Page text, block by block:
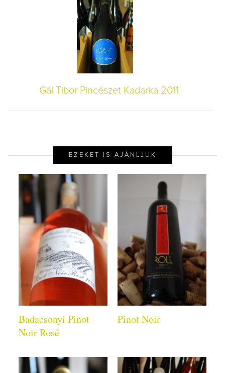
Gál Tibor Pincészet Kadarka 2011
EZEKET IS AJÁNLJUK
Badacsonyi Pinot
Noir Rosé
Pinot Noir